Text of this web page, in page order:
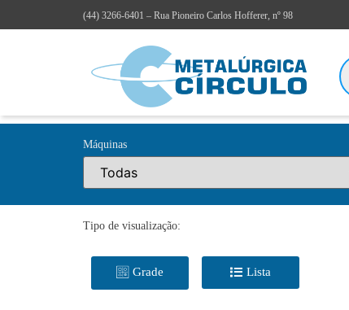
(44) 3266-6401 – Rua Pioneiro Carlos Hofferer, nº 98
Máquinas
Tipo de visualização:
Grade Lista